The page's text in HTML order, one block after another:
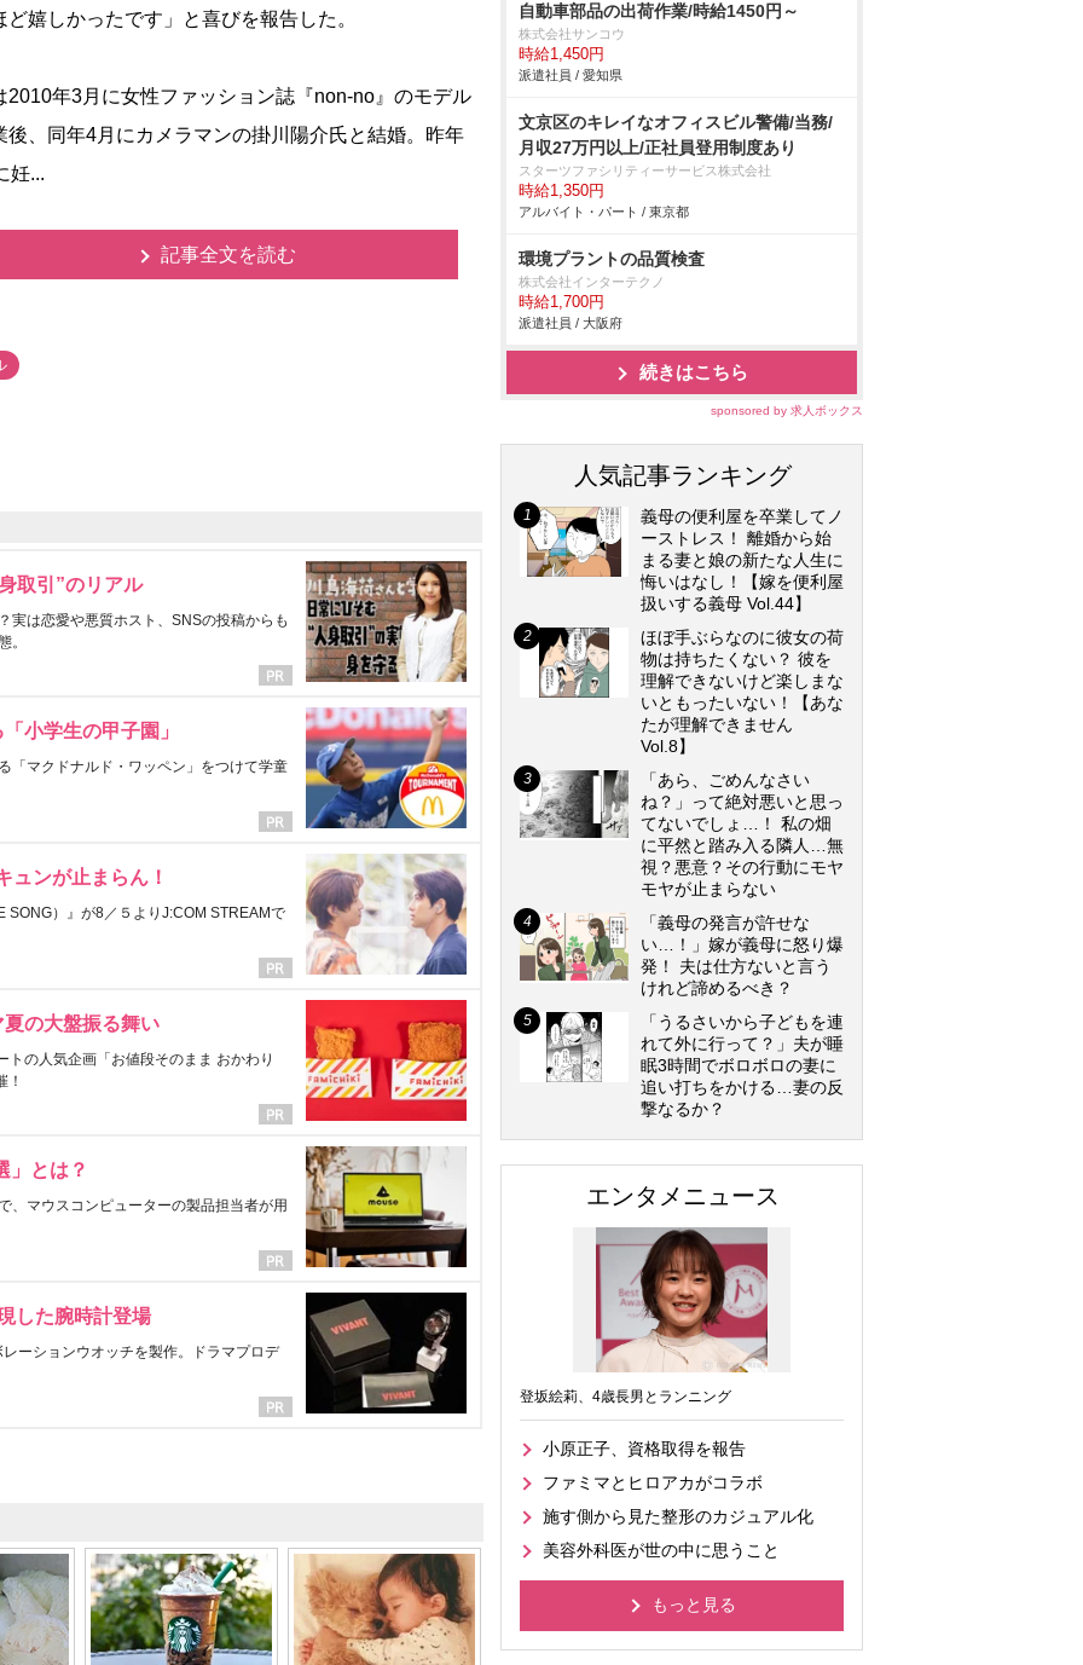
ど嬉しかったです」と喜びを報告した。
年3月に女性ファッション誌『non-no』のモデル
後、同年4月にカメラマンの掛川陽介氏と結婚。昨年
妊...
記事全文を読む
取引”のリアル
実は恋愛や悪質ホスト、SNSの投稿からも
。
小学生の甲子園」
「マクドナルド・ワッペン」をつけて学童
ュンが止まらん！
SONG）』が8／５よりJ:COM STREAMで
の大盤振る舞い
の人気企画「お値段そのまま おかわり
！
」とは？
、マウスコンピューターの製品担当者が用
した腕時計登場
ーションウオッチを製作。ドラマプロデ
自動車部品の出荷作業/時給1450円～
株式会社サンコウ
時給1,450円
派遣社員 / 愛知県
文京区のキレイなオフィスビル警備/当務/
月収27万円以上/正社員登用制度あり
スターツファシリティーサービス株式会社
時給1,350円
アルバイト・パート / 東京都
環境プラントの品質検査
株式会社インターテクノ
時給1,700円
派遣社員 / 大阪府
続きはこちら
sponsored by 求人ボックス
人気記事ランキング
義母の便利屋を卒業してノ
ーストレス！ 離婚から始
まる妻と娘の新たな人生に
悔いはなし！【嫁を便利屋
扱いする義母 Vol.44】
ほぼ手ぶらなのに彼女の荷
物は持ちたくない？ 彼を
理解できないけど楽しまな
いともったいない！【あな
たが理解できません
Vol.8】
「あら、ごめんなさい
ね？」って絶対悪いと思っ
てないでしょ…！ 私の畑
に平然と踏み入る隣人…無
視？悪意？その行動にモヤ
モヤが止まらない
「義母の発言が許せな
い…！」嫁が義母に怒り爆
発！ 夫は仕方ないと言う
けれど諦めるべき？
「うるさいから子どもを連
れて外に行って？」夫が睡
眠3時間でボロボロの妻に
追い打ちをかける…妻の反
撃なるか？
エンタメニュース
登坂絵莉、4歳長男とランニング
小原正子、資格取得を報告
ファミマとヒロアカがコラボ
施す側から見た整形のカジュアル化
美容外科医が世の中に思うこと
もっと見る